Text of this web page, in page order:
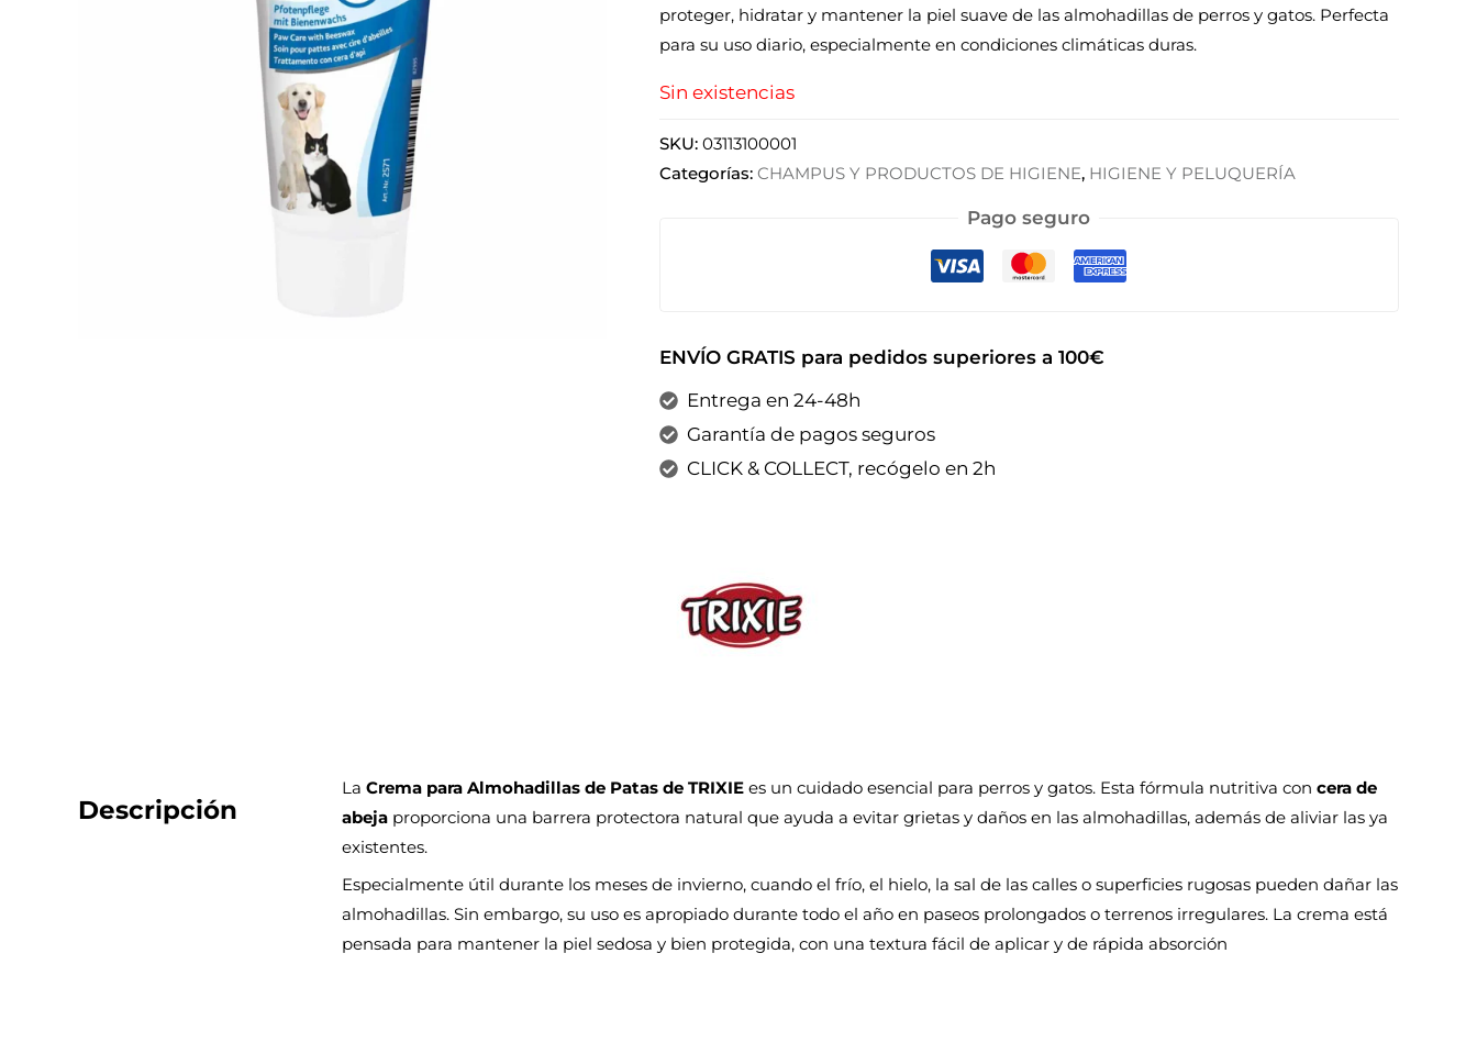
proteger, hidratar y mantener la piel suave de las almohadillas de perros y gatos. Perfecta
para su uso diario, especialmente en condiciones climáticas duras.
Sin existencias
SKU: 03113100001
Categorías: CHAMPUS Y PRODUCTOS DE HIGIENE, HIGIENE Y PELUQUERÍA
Pago seguro
ENVÍO GRATIS para pedidos superiores a 100€
Entrega en 24-48h
Garantía de pagos seguros
CLICK & COLLECT, recógelo en 2h
Descripción
La Crema para Almohadillas de Patas de TRIXIE es un cuidado esencial para perros y gatos. Esta fórmula nutritiva con cera de
abeja proporciona una barrera protectora natural que ayuda a evitar grietas y daños en las almohadillas, además de aliviar las ya
existentes.
Especialmente útil durante los meses de invierno, cuando el frío, el hielo, la sal de las calles o superficies rugosas pueden dañar las
almohadillas. Sin embargo, su uso es apropiado durante todo el año en paseos prolongados o terrenos irregulares. La crema está
pensada para mantener la piel sedosa y bien protegida, con una textura fácil de aplicar y de rápida absorción